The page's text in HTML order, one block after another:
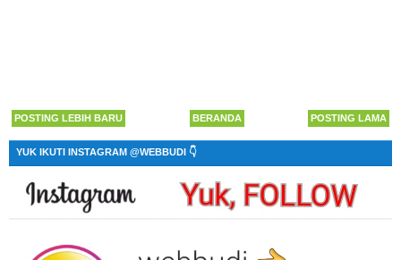
POSTING LEBIH BARU POSTING LAMA
BERANDA
YUK IKUTI INSTAGRAM @WEBBUDI 👇